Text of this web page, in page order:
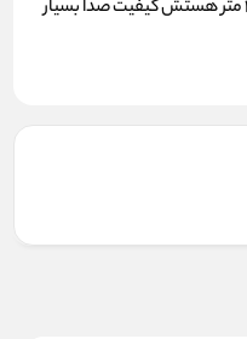
شارژ و آچار چهارسو. برد بی سیم ۲۰۰ متر هستش کیفیت صدا بسیار